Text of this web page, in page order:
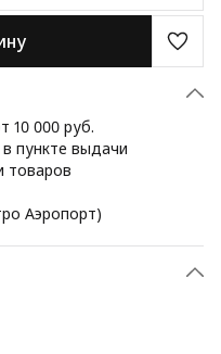
10 000 руб.
пункте выдачи
товаров
Аэропорт)